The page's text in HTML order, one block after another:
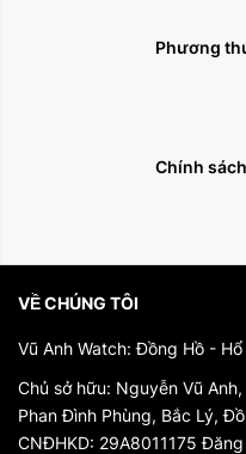
Phương
Chính
VỀ CHÚNG TÔI
Vũ Anh Watch: Đồng Hồ -
Chủ sở hữu: Nguyễn Vũ
Phan Đình Phùng, Bắc Lý,
CNĐHKD: 29A8011175